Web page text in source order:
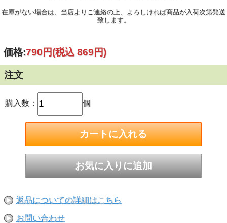
在庫がない場合は、当店よりご連絡の上、よろしければ商品が入荷次第発送
致します。
価格:790円(税込 869円)
注文
購入数： 個
返品についての詳細はこちら
お問い合わせ